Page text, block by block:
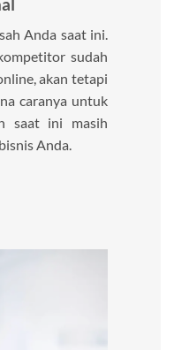
Anda saat ini.
sudah
akan tetapi
caranya untuk
saat ini masih
Anda.